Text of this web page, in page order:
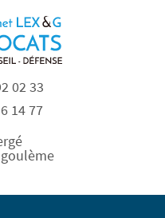
02 33
14 77